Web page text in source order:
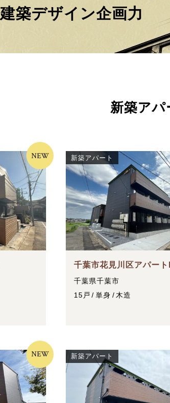
建築デザイン企画力
新築アパ
NEW 新築アパート
千葉市花見川区アパート
千葉県千葉市
15戸
単身 木造
NEW 新築アパート